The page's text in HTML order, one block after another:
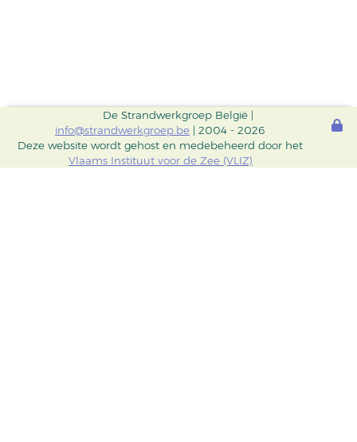
De Strandwerkgroep België |
info@strandwerkgroep.be | 2004 - 2026
Deze website wordt gehost en medebeheerd door het
Vlaams Instituut voor de Zee (VLIZ)